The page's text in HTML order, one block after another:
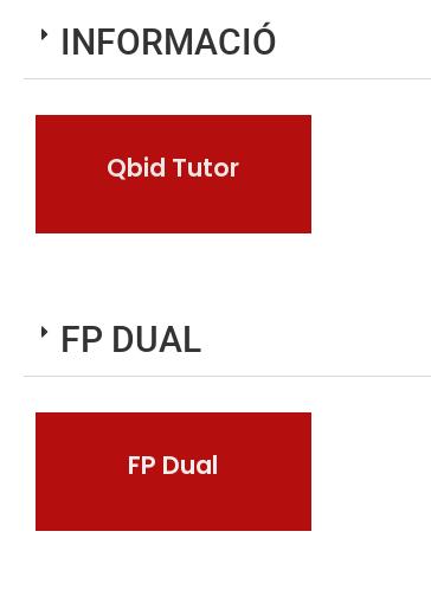
INFORMACIÓ
Qbid Tutor
FP DUAL
FP Dual